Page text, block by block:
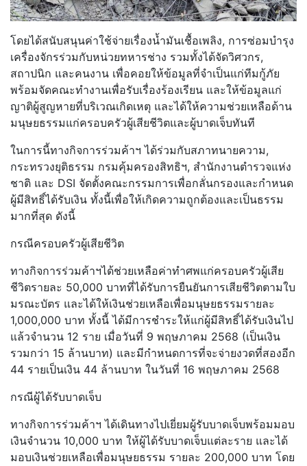
โดยได้สนับสนุนค่าใช้จ่ายเรื่องน้ำมันเชื้อเพลิง, การซ่อมบำรุง
เครื่องจักรร่วมกับหน่วยทหารช่าง รวมทั้งได้จัดวิศวกร,
สถาปนิก และคนงาน เพื่อคอยให้ข้อมูลที่จำเป็นแก่ทีมกู้ภัย
พร้อมจัดคณะทำงานเพื่อรับเรื่องร้องเรียน และให้ข้อมูลแก่
ญาติผู้สูญหายที่บริเวณเกิดเหตุ และได้ให้ความช่วยเหลือด้าน
มนุษยธรรมแก่ครอบครัวผู้เสียชีวิตและผู้บาดเจ็บทันที
ในการนี้ทางกิจการร่วมค้าฯ ได้ร่วมกับสภาทนายความ,
กระทรวงยุติธรรม กรมคุ้มครองสิทธิฯ, สำนักงานตำรวจแห่ง
ชาติ และ DSI จัดตั้งคณะกรรมการเพื่อกลั่นกรองและกำหนด
ผู้มีสิทธิ์ได้รับเงิน ทั้งนี้เพื่อให้เกิดความถูกต้องและเป็นธรรม
มากที่สุด ดังนี้
กรณีครอบครัวผู้เสียชีวิต
ทางกิจการร่วมค้าฯได้ช่วยเหลือค่าทำศพแก่ครอบครัวผู้เสีย
ชีวิตรายละ 50,000 บาทที่ได้รับการยืนยันการเสียชีวิตตามใบ
มรณะบัตร และได้ให้เงินช่วยเหลือเพื่อมนุษยธรรมรายละ
1,000,000 บาท ทั้งนี้ ได้มีการชำระให้แก่ผู้มีสิทธิ์ได้รับเงินไป
แล้วจำนวน 12 ราย เมื่อวันที่ 9 พฤษภาคม 2568 (เป็นเงิน
รวมกว่า 15 ล้านบาท) และมีกำหนดการที่จะจ่ายงวดที่สองอีก
44 รายเป็นเงิน 44 ล้านบาท ในวันที่ 16 พฤษภาคม 2568
กรณีผู้ได้รับบาดเจ็บ
ทางกิจการร่วมค้าฯ ได้เดินทางไปเยี่ยมผู้รับบาดเจ็บพร้อมมอบ
เงินจำนวน 10,000 บาท ให้ผู้ได้รับบาดเจ็บแต่ละราย และได้
มอบเงินช่วยเหลือเพื่อมนุษยธรรม รายละ 200,000 บาท โดย